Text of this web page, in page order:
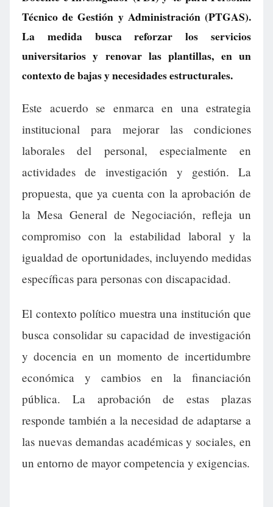
Técnico de Gestión y Administración (PTGAS).
La medida busca reforzar los servicios
universitarios y renovar las plantillas, en un
contexto de bajas y necesidades estructurales.
Este acuerdo se enmarca en una estrategia
institucional para mejorar las condiciones
laborales del personal, especialmente en
actividades de investigación y gestión. La
propuesta, que ya cuenta con la aprobación de
la Mesa General de Negociación, refleja un
compromiso con la estabilidad laboral y la
igualdad de oportunidades, incluyendo medidas
específicas para personas con discapacidad.
El contexto político muestra una institución que
busca consolidar su capacidad de investigación
y docencia en un momento de incertidumbre
económica y cambios en la financiación
pública. La aprobación de estas plazas
responde también a la necesidad de adaptarse a
las nuevas demandas académicas y sociales, en
un entorno de mayor competencia y exigencias.